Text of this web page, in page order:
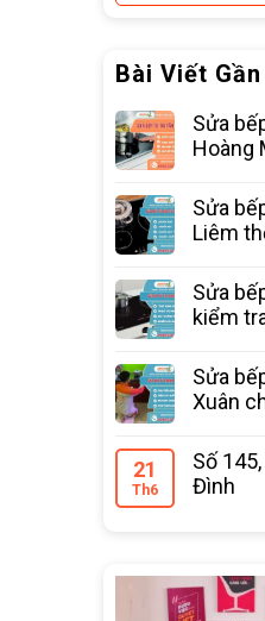
Bài Viết
Sửa
Hoàng
Sửa
Liêm
Sửa
kiểm
Sửa
Xuân
21
Th6
Số
Đình